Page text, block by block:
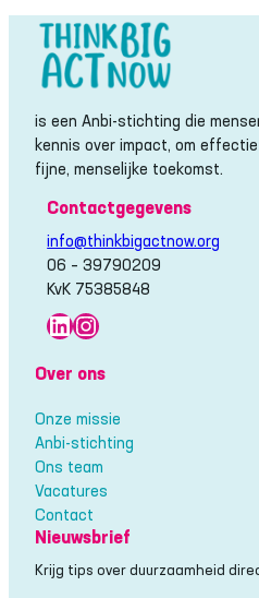
is een Anbi-stichting die
kennis over impact, om
fijne, menselijke toekomst.
Contactgegevens
info@thinkbigactnow.org
06 – 39790209
KvK 75385848
LinkedIn
Instagram
Over ons
Onze missie
Anbi-stichting
Ons team
Vacatures
Contact
Nieuwsbrief
Krijg tips over duurzaamheid